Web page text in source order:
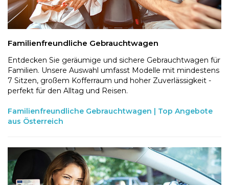
Familienfreundliche Gebrauchtwagen
Entdecken Sie geräumige und sichere Gebrauchtwagen für
Familien. Unsere Auswahl umfasst Modelle mit mindestens
7 Sitzen, großem Kofferraum und hoher Zuverlässigkeit -
perfekt für den Alltag und Reisen.
Familienfreundliche Gebrauchtwagen | Top Angebote
aus Österreich